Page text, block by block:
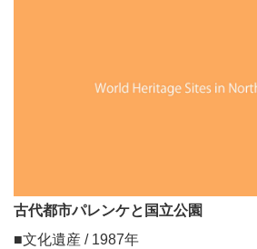
古代都市パレンケと国立公園
■文化遺産 / 1987年